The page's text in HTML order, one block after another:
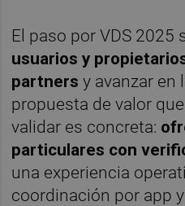
El paso por VDS 2025
usuarios y
partners y avanzar en
propuesta de valor
validar es concreta:
particulares con
una experiencia
coordinación por app